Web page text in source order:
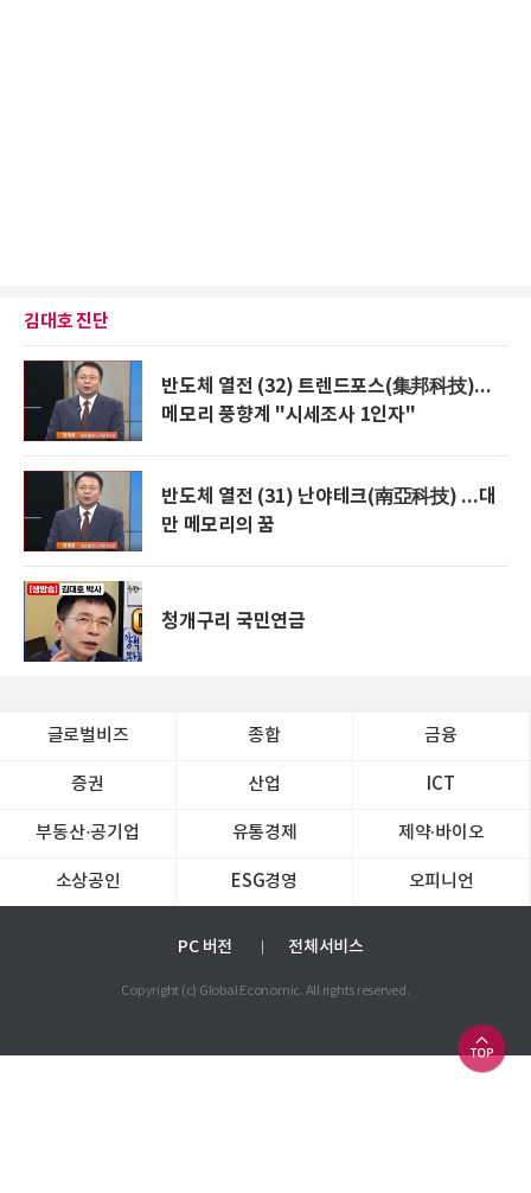
김대호 진단
반도체 열전 (32) 트렌드포스(集邦科技)...
메모리 풍향계 "시세조사 1인자"
반도체 열전 (31) 난야테크(南亞科技) ...대
만 메모리의 꿈
청개구리 국민연금
글로벌비즈 종합 금융
증권 산업 ICT
부동산·공기업 유통경제 제약∙바이오
소상공인 ESG경영 오피니언
PC 버전 전체서비스
Copyright (c) Global Economic. All rights reserved.